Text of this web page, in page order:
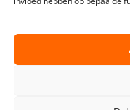
Westland